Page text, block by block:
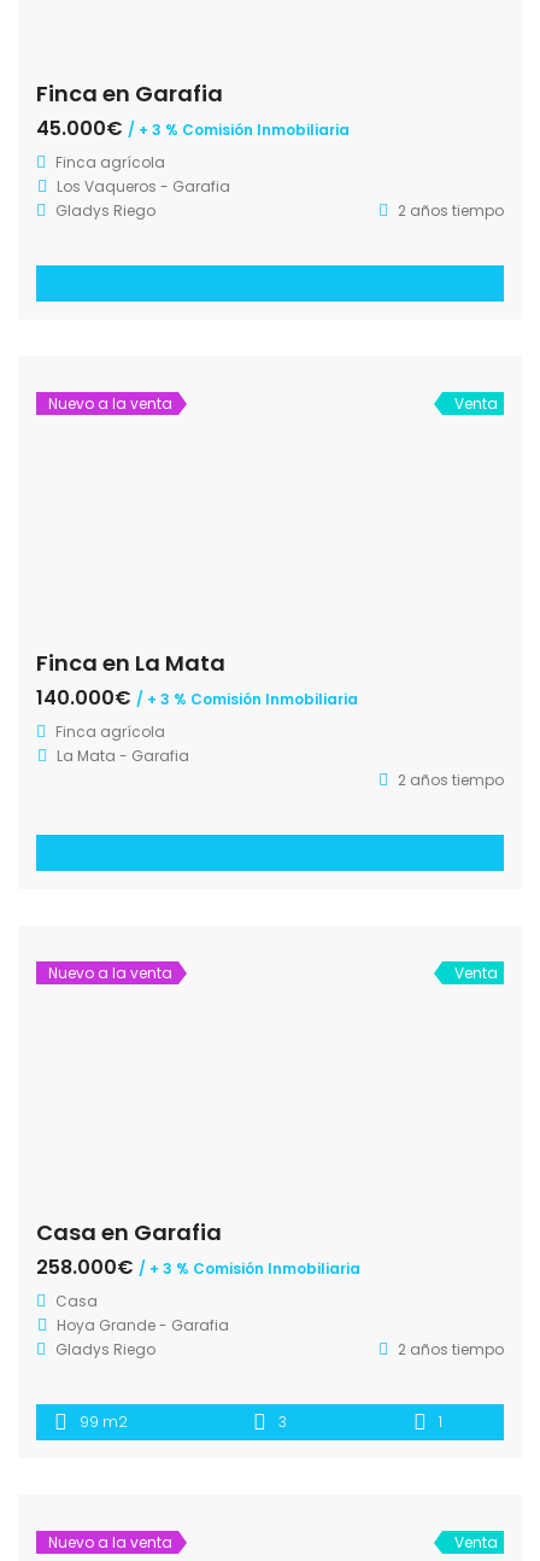
Finca en Garafia
45.000€ / + 3 % Comisión Inmobiliaria
Finca agrícola
Los Vaqueros - Garafia
Gladys Riego
2 años tiempo
Nuevo a la venta Venta
Finca en La Mata
140.000€ / + 3 % Comisión Inmobiliaria
Finca agrícola
La Mata - Garafia
2 años tiempo
Nuevo a la venta Venta
Casa en Garafia
258.000€ / + 3 % Comisión Inmobiliaria
Casa
Hoya Grande - Garafia
Gladys Riego
2 años tiempo
99 m2 3 1
Nuevo a la venta Venta